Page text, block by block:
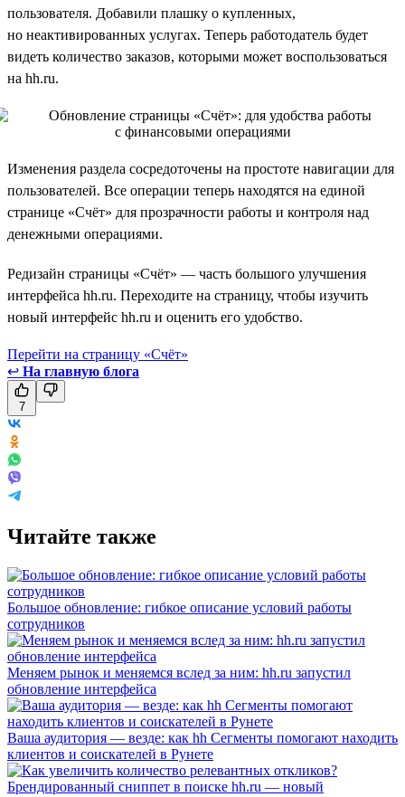
пользователя. Добавили плашку о купленных,
но неактивированных услугах. Теперь работодатель будет
видеть количество заказов, которыми может воспользоваться
на hh.ru.
Изменения раздела сосредоточены на простоте навигации для
пользователей. Все операции теперь находятся на единой
странице «Счёт» для прозрачности работы и контроля над
денежными операциями.
Редизайн страницы «Счёт» — часть большого улучшения
интерфейса hh.ru. Переходите на страницу, чтобы изучить
новый интерфейс hh.ru и оценить его удобство.
Перейти на страницу «Счёт»
↩ На главную блога
7
Читайте также
Большое обновление: гибкое описание условий работы
сотрудников
Меняем рынок и меняемся вслед за ним: hh.ru запустил
обновление интерфейса
Ваша аудитория — везде: как hh Сегменты помогают находить
клиентов и соискателей в Рунете